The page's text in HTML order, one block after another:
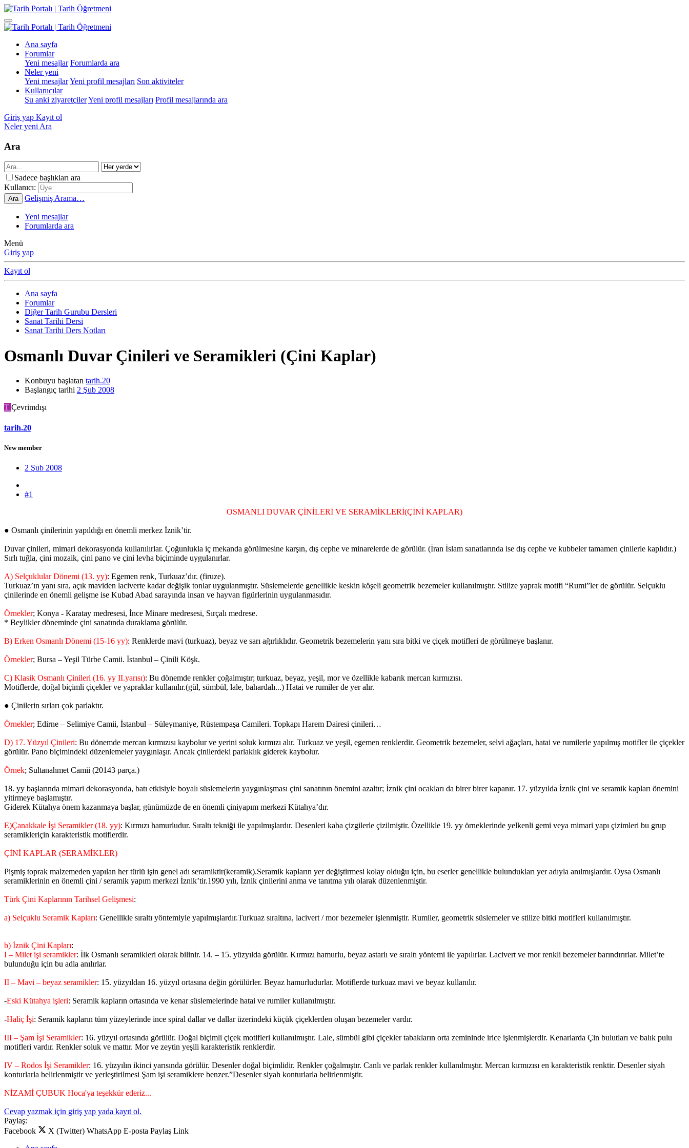
Ana sayfa
Forumlar
Yeni mesajlar Forumlarda ara
Neler yeni
Yeni mesajlarYeni profil mesajları Son aktiviteler
Kullanıcılar
Şu anki ziyaretçilerYeni profil mesajları Profil mesajlarında ara
Giriş yap Kayıt ol
Neler yeni Ara
Ara
Sadece başlıkları ara
Kullanıcı:
Ara Gelişmiş Arama…
Yeni mesajlar
Forumlarda ara
Menü
Giriş yap
Kayıt ol
Ana sayfa
Forumlar
Diğer Tarih Gurubu Dersleri
Sanat Tarihi Dersi
Sanat Tarihi Ders Notları
Osmanlı Duvar Çinileri ve Seramikleri (Çini Kaplar)
Konbuyu başlatan tarih.20
Başlangıç tarihi 2 Şub 2008
T Çevrimdışı
tarih.20
New member
2 Şub 2008
#1
OSMANLI DUVAR ÇİNİLERİ VE SERAMİKLERİ(ÇİNİ KAPLAR)
● Osmanlı çinilerinin yapıldığı en önemli merkez İznik’tir.
Duvar çinileri, mimari dekorasyonda kullanılırlar. Çoğunlukla iç mekanda görülmesine karşın, dış cephe ve minarelerde de görülür. (İran İslam sanatlarında ise dış cephe ve kubbeler tamamen çinilerle kaplıdır.)
Sırlı tuğla, çini mozaik, çini pano ve çini levha biçiminde uygulanırlar.
A) Selçuklular Dönemi (13. yy): Egemen renk, Turkuaz’dır. (firuze).
Turkuaz’ın yanı sıra, açık maviden laciverte kadar değişik tonlar uygulanmıştır. Süslemelerde genellikle keskin köşeli geometrik bezemeler kullanılmıştır. Stilize yaprak motifi “Rumi”ler de görülür. Selçuklu
çinilerinde en önemli gelişme ise Kubad Abad sarayında insan ve hayvan figürlerinin uygulanmasıdır.
Örnekler; Konya - Karatay medresesi, İnce Minare medresesi, Sırçalı medrese.
* Beylikler döneminde çini sanatında duraklama görülür.
B) Erken Osmanlı Dönemi (15-16 yy): Renklerde mavi (turkuaz), beyaz ve sarı ağırlıklıdır. Geometrik bezemelerin yanı sıra bitki ve çiçek motifleri de görülmeye başlanır.
Örnekler; Bursa – Yeşil Türbe Camii. İstanbul – Çinili Köşk.
C) Klasik Osmanlı Çinileri (16. yy II.yarısı): Bu dönemde renkler çoğalmıştır; turkuaz, beyaz, yeşil, mor ve özellikle kabarık mercan kırmızısı.
Motiflerde, doğal biçimli çiçekler ve yapraklar kullanılır.(gül, sümbül, lale, bahardalı...) Hatai ve rumiler de yer alır.
● Çinilerin sırları çok parlaktır.
Örnekler; Edirne – Selimiye Camii, İstanbul – Süleymaniye, Rüstempaşa Camileri. Topkapı Harem Dairesi çinileri…
D) 17. Yüzyıl Çinileri: Bu dönemde mercan kırmızısı kaybolur ve yerini soluk kırmızı alır. Turkuaz ve yeşil, egemen renklerdir. Geometrik bezemeler, selvi ağaçları, hatai ve rumilerle yapılmış motifler ile çiçekler
görülür. Pano biçimindeki düzenlemeler yaygınlaşır. Ancak çinilerdeki parlaklık giderek kaybolur.
Örnek; Sultanahmet Camii (20143 parça.)
18. yy başlarında mimari dekorasyonda, batı etkisiyle boyalı süslemelerin yaygınlaşması çini sanatının önemini azaltır; İznik çini ocakları da birer birer kapanır. 17. yüzyılda İznik çini ve seramik kapları önemini
yitirmeye başlamıştır.
Giderek Kütahya önem kazanmaya başlar, günümüzde de en önemli çiniyapım merkezi Kütahya’dır.
E)Çanakkale İşi Seramikler (18. yy): Kırmızı hamurludur. Sıraltı tekniği ile yapılmışlardır. Desenleri kaba çizgilerle çizilmiştir. Özellikle 19. yy örneklerinde yelkenli gemi veya mimari yapı çizimleri bu grup
seramikleriçin karakteristik motiflerdir.
ÇİNİ KAPLAR (SERAMİKLER)
Pişmiş toprak malzemeden yapılan her türlü işin genel adı seramiktir(keramik).Seramik kapların yer değiştirmesi kolay olduğu için, bu eserler genellikle bulundukları yer adıyla anılmışlardır. Oysa Osmanlı
seramiklerinin en önemli çini / seramik yapım merkezi İznik’tir.1990 yılı, İznik çinilerini anma ve tanıtma yılı olarak düzenlenmiştir.
Türk Çini Kaplarının Tarihsel Gelişmesi:
a) Selçuklu Seramik Kapları: Genellikle sıraltı yöntemiyle yapılmışlardır.Turkuaz sıraltına, lacivert / mor bezemeler işlenmiştir. Rumiler, geometrik süslemeler ve stilize bitki motifleri kullanılmıştır.
b) İznik Çini Kapları:
I – Milet işi seramikler: İlk Osmanlı seramikleri olarak bilinir. 14. – 15. yüzyılda görülür. Kırmızı hamurlu, beyaz astarlı ve sıraltı yöntemi ile yapılırlar. Lacivert ve mor renkli bezemeler barındırırlar. Milet’te
bulunduğu için bu adla anılırlar.
II – Mavi – beyaz seramikler: 15. yüzyıldan 16. yüzyıl ortasına değin görülürler. Beyaz hamurludurlar. Motiflerde turkuaz mavi ve beyaz kullanılır.
-Eski Kütahya işleri: Seramik kapların ortasında ve kenar süslemelerinde hatai ve rumiler kullanılmıştır.
-Haliç İşi: Seramik kapların tüm yüzeylerinde ince spiral dallar ve dallar üzerindeki küçük çiçeklerden oluşan bezemeler vardır.
III – Şam İşi Seramikler: 16. yüzyıl ortasında görülür. Doğal biçimli çiçek motifleri kullanılmıştır. Lale, sümbül gibi çiçekler tabakların orta zemininde irice işlenmişlerdir. Kenarlarda Çin bulutları ve balık pulu
motifleri vardır. Renkler soluk ve mattır. Mor ve zeytin yeşili karakteristik renklerdir.
IV – Rodos İşi Seramikler: 16. yüzyılın ikinci yarısında görülür. Desenler doğal biçimlidir. Renkler çoğalmıştır. Canlı ve parlak renkler kullanılmıştır. Mercan kırmızısı en karakteristik renktir. Desenler siyah
konturlarla belirlenmiştir ve yerleştirilmesi Şam işi seramiklere benzer.”Desenler siyah konturlarla belirlenmiştir.
NİZAMİ ÇUBUK Hoca'ya teşekkür ederiz...
Cevap yazmak için giriş yap yada kayıt ol.
Paylaş:
Facebook
X (Twitter) WhatsApp E-posta Paylaş Link